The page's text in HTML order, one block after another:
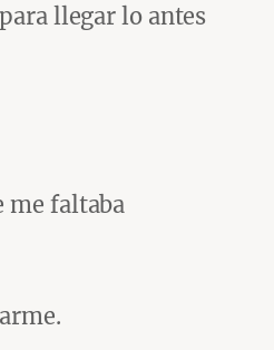
llegar lo antes
me faltaba